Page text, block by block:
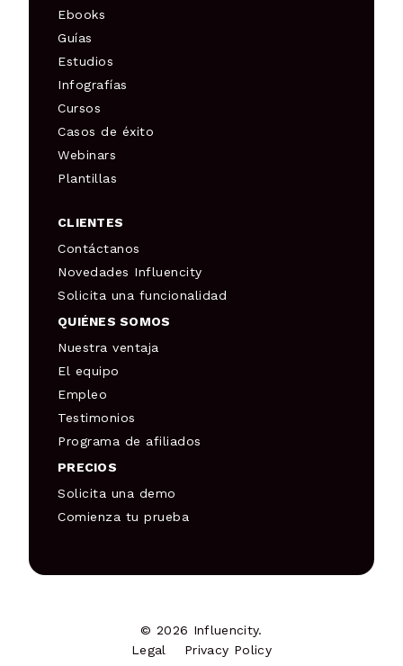
Ebooks
Guías
Estudios
Infografías
Cursos
Casos de éxito
Webinars
Plantillas
CLIENTES
Contáctanos
Novedades Influencity
Solicita una funcionalidad
QUIÉNES SOMOS
Nuestra ventaja
El equipo
Empleo
Testimonios
Programa de afiliados
PRECIOS
Solicita una demo
Comienza tu prueba
© 2026 Influencity.
Legal
Privacy Policy